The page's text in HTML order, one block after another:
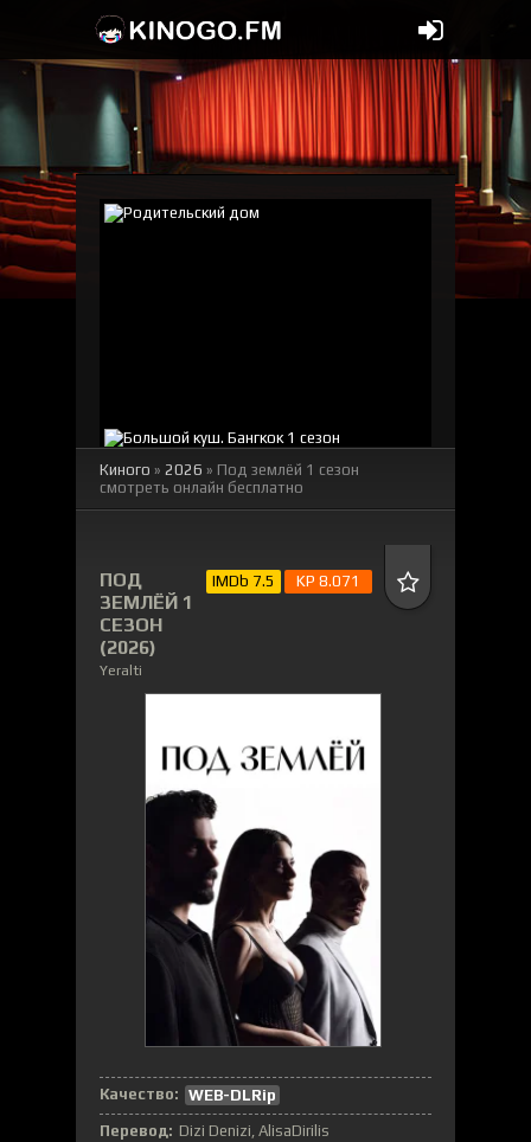
Киного » 2026 » Под землёй 1 сезон
смотреть онлайн бесплатно
ПОД
ЗЕМЛЁЙ 1
СЕЗОН
(2026)
Yeralti
IMDb 7.5 KP 8.071
Качество: WEB-DLRip
Перевод: Dizi Denizi, AlisaDirilis